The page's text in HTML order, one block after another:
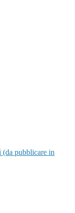
pubblicare in